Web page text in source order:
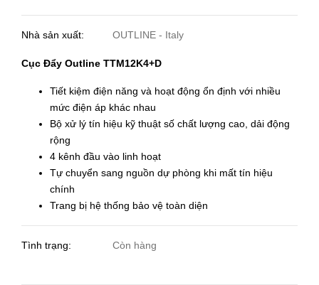
Nhà sản xuất: OUTLINE - Italy
Cục Đẩy Outline TTM12K4+D
Tiết kiệm điện năng và hoạt động ổn định với nhiều
mức điện áp khác nhau
Bộ xử lý tín hiệu kỹ thuật số chất lượng cao, dải động
rộng
4 kênh đầu vào linh hoạt
Tự chuyển sang nguồn dự phòng khi mất tín hiệu
chính
Trang bị hệ thống bảo vệ toàn diện
Tình trạng: Còn hàng